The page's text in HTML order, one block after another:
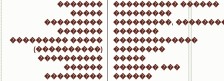
�������
�����
���������
�������
��������� �����
(����������)
����������
������
���������
���������� ������
���������
���������,
�������
�������������
��������
�����
������� ���
������